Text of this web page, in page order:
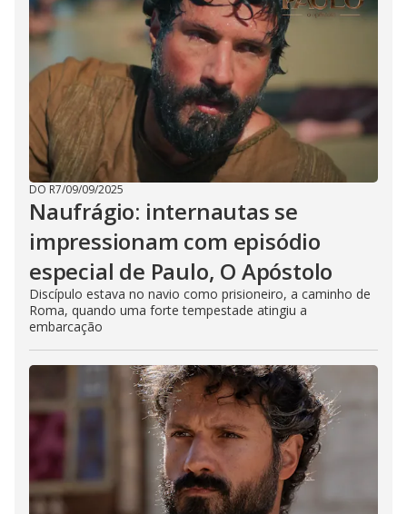
DO R7/09/09/2025
Naufrágio: internautas se
impressionam com episódio
especial de Paulo, O Apóstolo
Discípulo estava no navio como prisioneiro, a caminho de
Roma, quando uma forte tempestade atingiu a
embarcação